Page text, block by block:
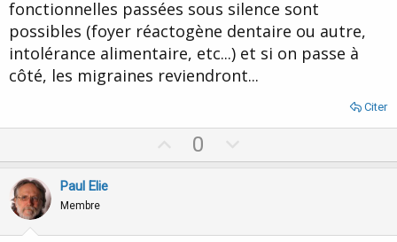
fonctionnelles passées sous silence sont
possibles (foyer réactogène dentaire ou autre,
intolérance alimentaire, etc...) et si on passe à
côté, les migraines reviendront...
Citer
p
t
0
o
v
Paul Elie
Membre